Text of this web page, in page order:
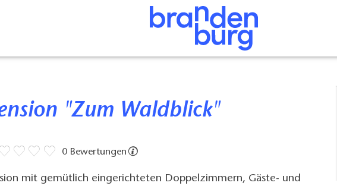
"Zum Waldblick"
0 Bewertungen
mit gemütlich eingerichteten Doppelzimmern, Gäste- und